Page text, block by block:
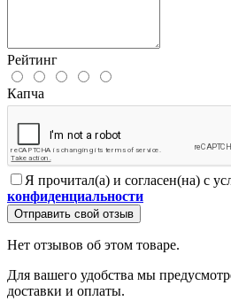
Рейтинг
Капча
Я прочитал(а) и согласен(на) с
конфиденциальности
Отправить свой отзыв
Нет отзывов об этом товаре.
Для вашего удобства мы
доставки и оплаты.